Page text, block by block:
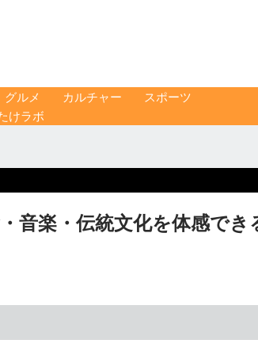
グルメ カルチャー
スポーツ
けラボ
音楽・伝統文化を体感でき